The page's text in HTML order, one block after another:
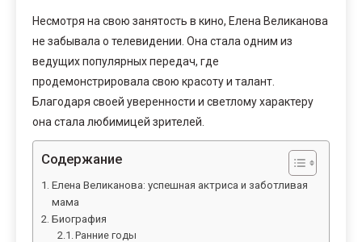
Несмотря на свою занятость в кино, Елена Великанова
не забывала о телевидении. Она стала одним из
ведущих популярных передач, где
продемонстрировала свою красоту и талант.
Благодаря своей уверенности и светлому характеру
она стала любимицей зрителей.
Содержание
Елена Великанова: успешная актриса и заботливая
мама
Биография
Ранние годы